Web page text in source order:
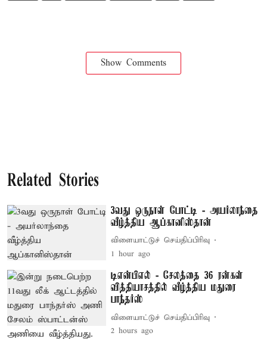
Show Comments
Related Stories
3வது ஒருநாள் போட்டி - அயர்லாந்தை
வீழ்த்திய ஆப்கானிஸ்தான்
விளையாட்டுச் செய்திப்பிரிவு
1 hour ago
டிஎன்பிஎல் - சேலத்தை 36 ரன்கள்
வித்தியாசத்தில் வீழ்த்திய மதுரை
பாந்தர்ஸ்
விளையாட்டுச் செய்திப்பிரிவு
2 hours ago